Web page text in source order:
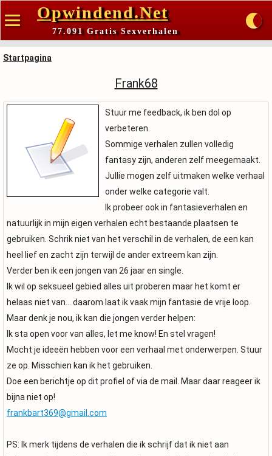
Opwindend.Net
77.091 Gratis Sexverhalen
Startpagina
Frank68
Stuur me feedback, ik ben dol op
verbeteren.
Sommige verhalen zullen volledig
fantasy zijn, anderen zelf meegemaakt.
Jullie mogen zelf uitmaken welke verhaal
onder welke categorie valt.
Ik probeer ook in fantasieverhalen en
natuurlijk in mijn eigen verhalen echt bestaande plaatsen te
gebruiken. Schrik niet van het verschil in de verhalen, de een kan
heel lief en zacht zijn terwijl de ander extreem kan zijn.
Verder ben ik een jongen van 26 jaar en single.
Ik wil op seksueel gebied alles uit proberen maar het komt er
helaas niet van… daarom laat ik vaak mijn fantasie de vrije loop.
Maar denk je nou, ik kan die jongen verder helpen:
Ik sta open voor van alles, let me know! En stel vragen!
Mocht je ideeën hebben voor een verhaal met onderwerpen. Stuur
ze op. Misschien kan ik het gebruiken.
Doe een berichtje op dit profiel of via de mail. Maar daar reageer ik
bijna niet op!
frankbart369@gmail.com
PS: Ik merk tijdens de verhalen die ik schrijf dat ik niet aan